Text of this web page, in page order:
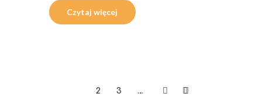
Czytaj więcej
2 3 …